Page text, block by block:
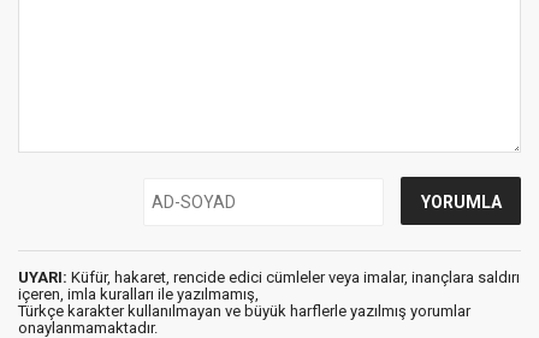
UYARI: Küfür, hakaret, rencide edici cümleler veya imalar, inançlara saldırı
içeren, imla kuralları ile yazılmamış,
Türkçe karakter kullanılmayan ve büyük harflerle yazılmış yorumlar
onaylanmamaktadır.